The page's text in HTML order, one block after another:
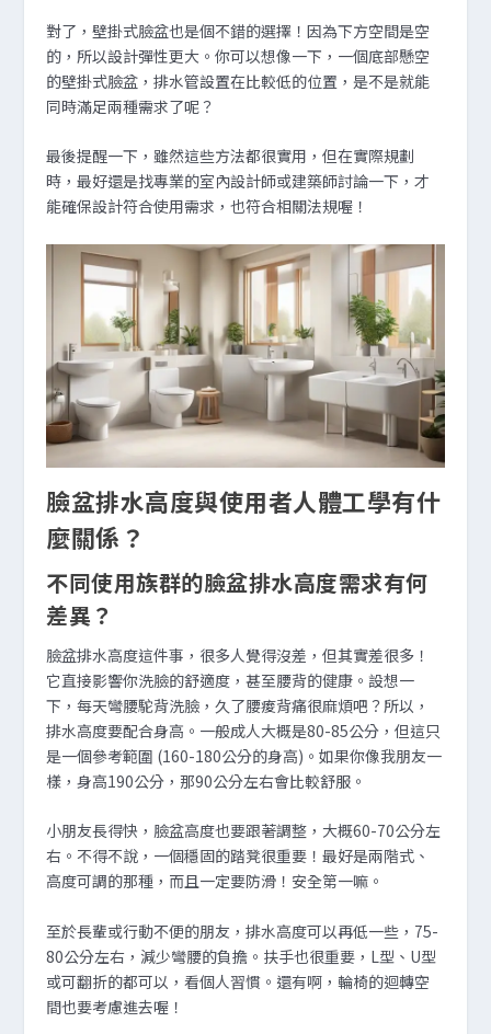
對了，壁掛式臉盆也是個不錯的選擇！因為下方空間是空
的，所以設計彈性更大。你可以想像一下，一個底部懸空
的壁掛式臉盆，排水管設置在比較低的位置，是不是就能
同時滿足兩種需求了呢？
最後提醒一下，雖然這些方法都很實用，但在實際規劃
時，最好還是找專業的室內設計師或建築師討論一下，才
能確保設計符合使用需求，也符合相關法規喔！
臉盆排水高度與使用者人體工學有什
麼關係？
不同使用族群的臉盆排水高度需求有何
差異？
臉盆排水高度這件事，很多人覺得沒差，但其實差很多！
它直接影響你洗臉的舒適度，甚至腰背的健康。設想一
下，每天彎腰駝背洗臉，久了腰痠背痛很麻煩吧？所以，
排水高度要配合身高。一般成人大概是80-85公分，但這只
是一個參考範圍 (160-180公分的身高)。如果你像我朋友一
樣，身高190公分，那90公分左右會比較舒服。
小朋友長得快，臉盆高度也要跟著調整，大概60-70公分左
右。不得不說，一個穩固的踏凳很重要！最好是兩階式、
高度可調的那種，而且一定要防滑！安全第一嘛。
至於長輩或行動不便的朋友，排水高度可以再低一些，75-
80公分左右，減少彎腰的負擔。扶手也很重要，L型、U型
或可翻折的都可以，看個人習慣。還有啊，輪椅的迴轉空
間也要考慮進去喔！